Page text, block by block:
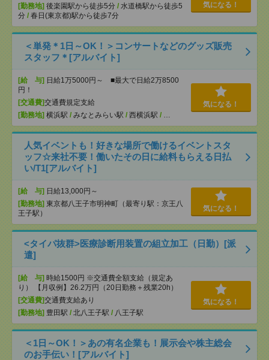
[勤務地] 後楽園駅から徒歩5分 / 水道橋駅から徒歩5
分 / 春日(東京都)駅から徒歩7分
気になる！
＜単発＊1日～OK！＞コンサートなどのグッズ販売
スタッフ＊[アルバイト]
[給 与] 日給1万5000円～ ■最大で日給2万8500
円！
[交通費]交通費規定支給
[勤務地] 横浜駅 / みなとみらい駅 / 西横浜駅 / …
気になる！
人気イベントも！好きな場所で働けるイベントスタ
ッフ☆来社不要！働いたその日に給料もらえる日払
い/T1[アルバイト]
[給 与] 日給13,000円～
[勤務地] 東京都八王子市明神町（最寄り駅：京王八
王子駅）
気になる！
<タイパ抜群>医療診断用装置の組立加工（日勤）[派
遣]
[給 与] 時給1500円 ※交通費全額支給（規定あ
り） 【月収例】26.2万円（20日勤務＋残業20h）
[交通費]交通費支給あり
[勤務地] 豊田駅 / 北八王子駅 / 八王子駅
気になる！
＜1日～OK！＞あの有名企業も！展示会や株主総会
のお手伝い！[アルバイト]